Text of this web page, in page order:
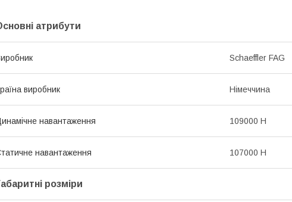
атрибути
Schaeffler FAG
виробник Німеччина
навантаження 109000 Н
навантаження 107000 Н
розміри